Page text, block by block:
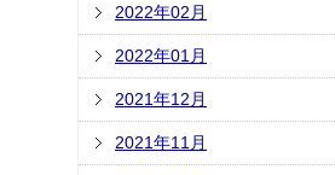
2022年02月
2022年01月
2021年12月
2021年11月